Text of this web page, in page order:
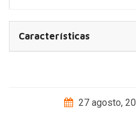
Características
27 agosto,